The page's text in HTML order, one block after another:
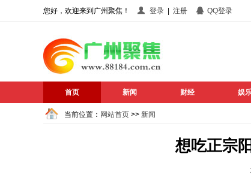
您好，欢迎来到广州聚焦！ 登录 注册 QQ登录
首页 新闻 财经 娱
当前位置： 网站首页 >> 新闻
想吃正宗